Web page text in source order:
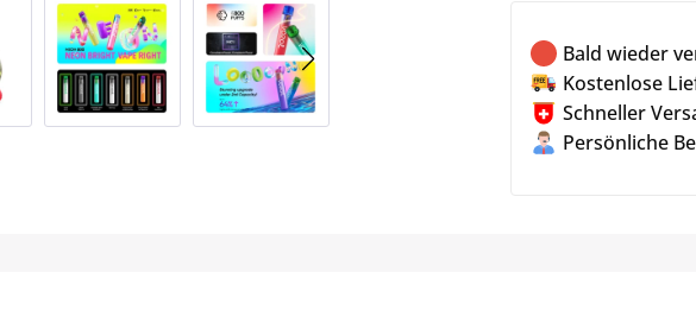
Bald wieder
Kostenlose
Schneller
Persönliche